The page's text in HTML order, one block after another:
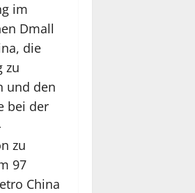
im
Dmall
die
zu
und den
bei der
zu
97
China